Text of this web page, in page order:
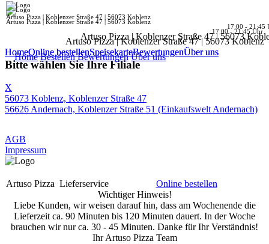
Artuso Pizza | Koblenzer Straße 47 | 56073 Koblenz
17:00 - 21:45
Artuso Pizza | Koblenzer Straße 47 | 56073
Home BestellenBewertungen Über uns
Artuso Pizza | Koblenzer Straße 47 | 56073 Koblenz
17:00 - 21:45 Uhr
Artuso Pizza | Koblenzer Straße 47 | 56073 Koblenz
HomeOnline bestellenSpeisekarteBewertungenÜber uns
HomeOnline bestellenSpeisekarteBewertungenÜber uns
Bitte wählen Sie Ihre Filiale
X
56073 Koblenz, Koblenzer Straße 47
56626 Andernach, Koblenzer Straße 51 (Einkaufswelt Andernach)
AGB
Impressum
Artuso Pizza Lieferservice
Online bestellen
Wichtiger Hinweis!
Liebe Kunden, wir weisen darauf hin, dass am Wochenende die
Lieferzeit ca. 90 Minuten bis 120 Minuten dauert. In der Woche
brauchen wir nur ca. 30 - 45 Minuten. Danke für Ihr Verständnis!
Ihr Artuso Pizza Team